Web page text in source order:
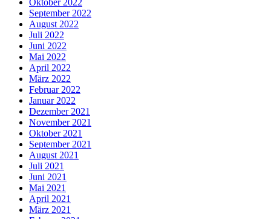
Oktober 2022
September 2022
August 2022
Juli 2022
Juni 2022
Mai 2022
April 2022
März 2022
Februar 2022
Januar 2022
Dezember 2021
November 2021
Oktober 2021
September 2021
August 2021
Juli 2021
Juni 2021
Mai 2021
April 2021
März 2021